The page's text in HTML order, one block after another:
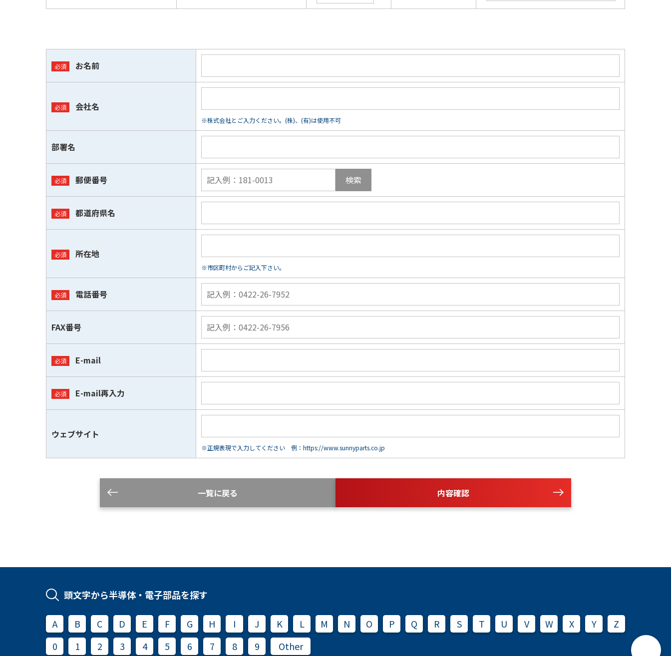
お名前
会社名
※株式会社とご入力ください。(株)、(有)は使用不可
部署名
郵便番号 検索
都道府県名
所在地
※市区町村からご記入下さい。
電話番号
FAX番号
E-mail
E-mail再入力
ウェブサイト
※正規表現で入力してください 例：https://www.sunnyparts.co.jp
一覧に戻る 内容確認
頭文字から半導体・電子部品を探す
A B C D E F G H I J K L M N O P Q R S T U V W X Y
Z
0
1 2 3 4 5 6 7 8 9 Other